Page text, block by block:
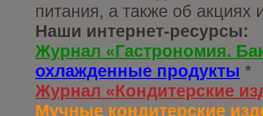
питания, а также об
Наши интернет-ресурсы:
Журнал «Гастрономия.
охлажденные продукты *
Журнал «Кондитерские
Мучные кондитерские